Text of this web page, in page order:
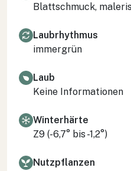
Blattschmuck,
Laubrhythmus
immergrün
Laub
Keine Informationen
Winterhärte
Z9 (-6,7° bis -1,2°)
Nutzpflanzen